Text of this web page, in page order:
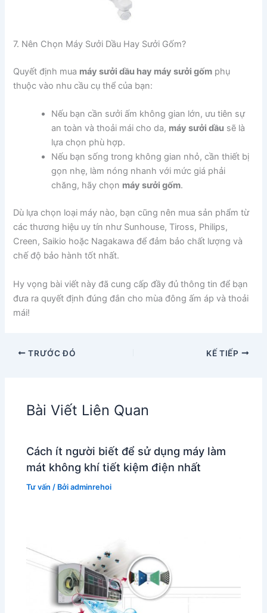
7. Nên Chọn Máy Sưởi Dầu Hay Sưởi Gốm?
Quyết định mua máy sưởi dầu hay máy sưởi gốm phụ
thuộc vào nhu cầu cụ thể của bạn:
Nếu bạn cần sưởi ấm không gian lớn, ưu tiên sự
an toàn và thoải mái cho da, máy sưởi dầu sẽ là
lựa chọn phù hợp.
Nếu bạn sống trong không gian nhỏ, cần thiết bị
gọn nhẹ, làm nóng nhanh với mức giá phải
chăng, hãy chọn máy sưởi gốm.
Dù lựa chọn loại máy nào, bạn cũng nên mua sản phẩm từ
các thương hiệu uy tín như Sunhouse, Tiross, Philips,
Creen, Saikio hoặc Nagakawa để đảm bảo chất lượng và
chế độ bảo hành tốt nhất.
Hy vọng bài viết này đã cung cấp đầy đủ thông tin để bạn
đưa ra quyết định đúng đắn cho mùa đông ấm áp và thoải
mái!
TRƯỚC ĐÓ KẾ TIẾP
Bài Viết Liên Quan
Cách ít người biết để sử dụng máy làm
mát không khí tiết kiệm điện nhất
Tư vấn / Bởiadminrehoi